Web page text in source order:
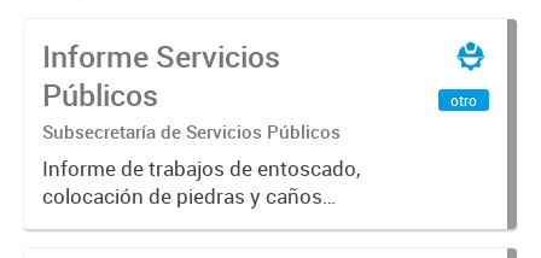
Informe Servicios
Públicos
Subsecretaría de Servicios Públicos
Informe de trabajos de entoscado,
colocación de piedras y caños
(zanjeo - cruce de calles) Informe
otro